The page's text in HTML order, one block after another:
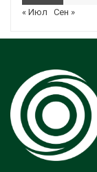
« Июл
Сен »